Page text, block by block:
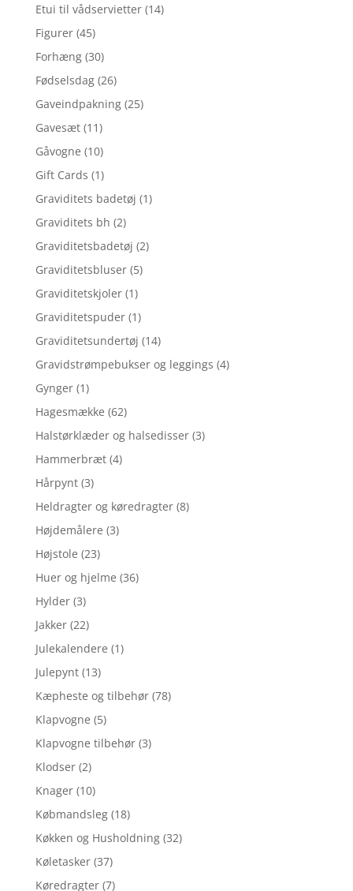
Etui til vådservietter (14)
Figurer (45)
Forhæng (30)
Fødselsdag (26)
Gaveindpakning (25)
Gavesæt (11)
Gåvogne (10)
Gift Cards (1)
Graviditets badetøj (1)
Graviditets bh (2)
Graviditetsbadetøj (2)
Graviditetsbluser (5)
Graviditetskjoler (1)
Graviditetspuder (1)
Graviditetsundertøj (14)
Gravidstrømpebukser og leggings (4)
Gynger (1)
Hagesmække (62)
Halstørklæder og halsedisser (3)
Hammerbræt (4)
Hårpynt (3)
Heldragter og køredragter (8)
Højdemålere (3)
Højstole (23)
Huer og hjelme (36)
Hylder (3)
Jakker (22)
Julekalendere (1)
Julepynt (13)
Kæpheste og tilbehør (78)
Klapvogne (5)
Klapvogne tilbehør (3)
Klodser (2)
Knager (10)
Købmandsleg (18)
Køkken og Husholdning (32)
Køletasker (37)
Køredragter (7)